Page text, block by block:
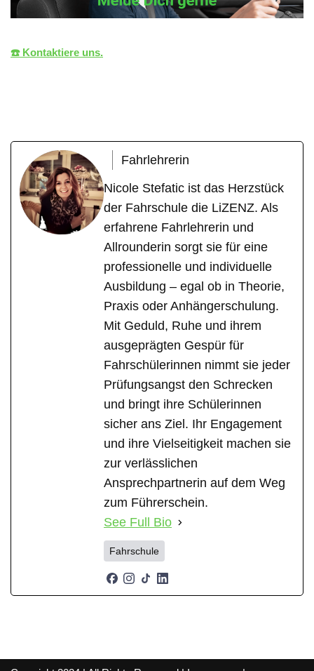
☎️ Kontaktiere uns.
Fahrlehrerin
Nicole Stefatic ist das Herzstück
der Fahrschule die LiZENZ. Als
erfahrene Fahrlehrerin und
Allrounderin sorgt sie für eine
professionelle und individuelle
Ausbildung – egal ob in Theorie,
Praxis oder Anhängerschulung.
Mit Geduld, Ruhe und ihrem
ausgeprägten Gespür für
Fahrschülerinnen nimmt sie jeder
Prüfungsangst den Schrecken
und bringt ihre Schülerinnen
sicher ans Ziel. Ihr Engagement
und ihre Vielseitigkeit machen sie
zur verlässlichen
Ansprechpartnerin auf dem Weg
zum Führerschein.
See Full Bio
Fahrschule